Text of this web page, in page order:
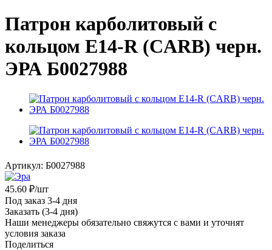
Патрон карболитовый с
кольцом E14-R (CARB) черн.
ЭРА Б0027988
Артикул: Б0027988
45.60 ₽/шт
Под заказ 3-4 дня
Заказать (3-4 дня)
Наши менеджеры обязательно свяжутся с вами и уточнят
условия заказа
Поделиться